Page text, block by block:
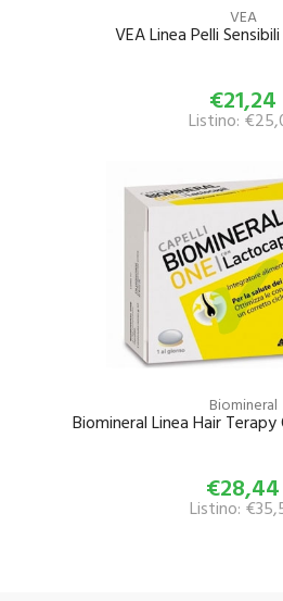
VEA
VEA Linea Pelli
€21,24
Listino:
Biomineral
Biomineral Linea Hair
€28,44
Listino: